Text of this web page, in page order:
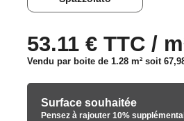
53.11 € TTC /
Vendu par boite de 1.28 m² soit
Surface souhaitée
Pensez à rajouter 10%